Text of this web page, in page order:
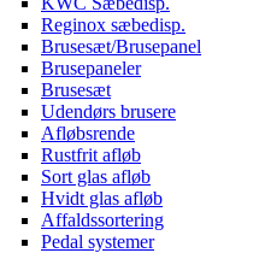
Reginox sæbedisp.
Brusesæt/Brusepanel
Brusepaneler
Brusesæt
Udendørs brusere
Afløbsrende
Rustfrit afløb
Sort glas afløb
Hvidt glas afløb
Affaldssortering
Pedal systemer